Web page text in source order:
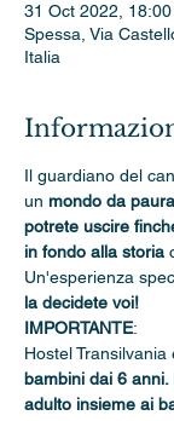
31 Oct 2022, 18:00
Spessa, Via
Italia
Il guardiano del
un mondo da
potrete uscire
in fondo alla storia
Un'esperienza
la decidete voi!
IMPORTANTE:
Hostel Transilvania
bambini dai 6 anni.
adulto insieme ai